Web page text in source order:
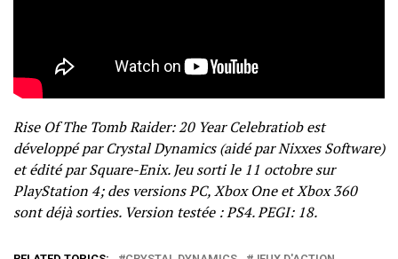
Rise Of The Tomb Raider: 20 Year Celebratiob est
développé par Crystal Dynamics (aidé par Nixxes Software)
et édité par Square-Enix. Jeu sorti le 11 octobre sur
PlayStation 4; des versions PC, Xbox One et Xbox 360
sont déjà sorties. Version testée : PS4. PEGI: 18.